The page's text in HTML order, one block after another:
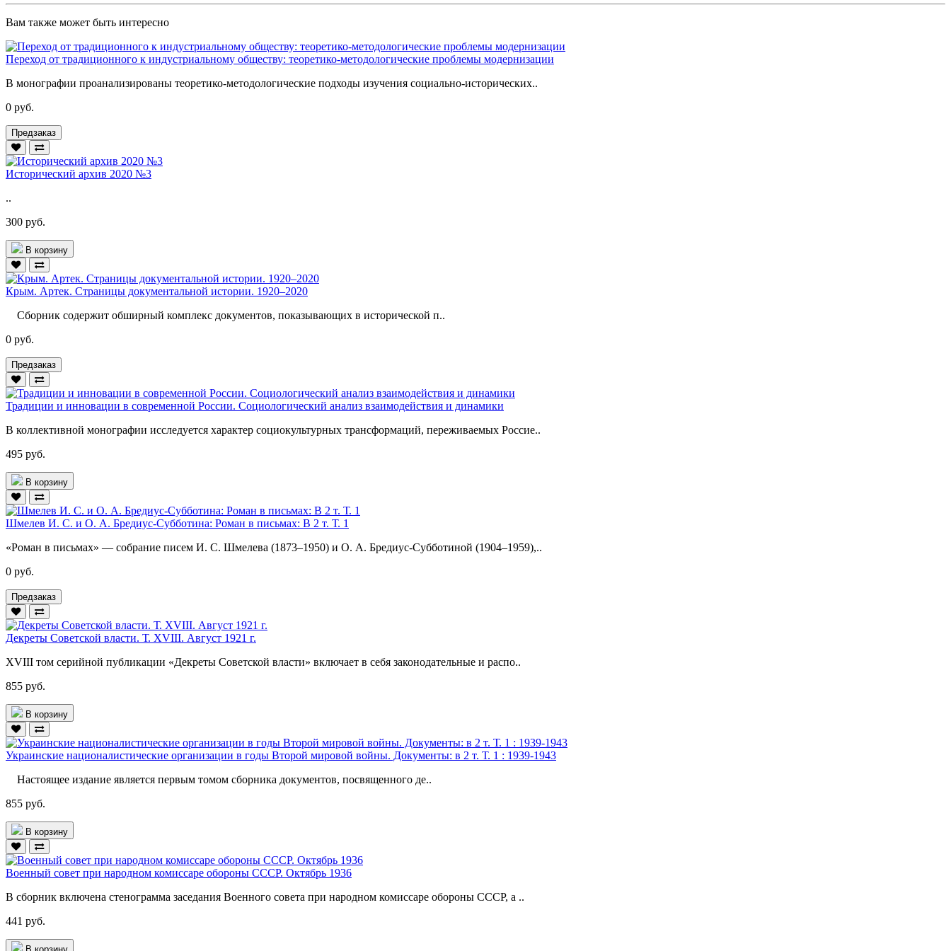
Вам также может быть интересно
Переход от традиционного к индустриальному обществу: теоретико-методологические проблемы модернизации
В монографии проанализированы теоретико-методологические подходы изучения социально-исторических..
0 руб.
Предзаказ
Исторический архив 2020 №3
..
300 руб.
В корзину
Крым. Артек. Страницы документальной истории. 1920–2020
Сборник содержит обширный комплекс документов, показывающих в исторической п..
0 руб.
Предзаказ
Традиции и инновации в современной России. Социологический анализ взаимодействия и динамики
В коллективной монографии исследуется характер социокультурных трансформаций, переживаемых Россие..
495 руб.
В корзину
Шмелев И. С. и О. А. Бредиус-Субботина: Роман в письмах: В 2 т. Т. 1
«Роман в письмах» — собрание писем И. С. Шмелева (1873–1950) и О. А. Бредиус-Субботиной (1904–1959),..
0 руб.
Предзаказ
Декреты Советской власти. Т. XVIII. Август 1921 г.
XVIII том серийной публикации «Декреты Советской власти» включает в себя законодательные и распо..
855 руб.
В корзину
Украинские националистические организации в годы Второй мировой войны. Документы: в 2 т. Т. 1 : 1939-1943
Настоящее издание является первым томом сборника документов, посвященного де..
855 руб.
В корзину
Военный совет при народном комиссаре обороны СССР. Октябрь 1936
В сборник включена стенограмма заседания Военного совета при народном комиссаре обороны СССР, а ..
441 руб.